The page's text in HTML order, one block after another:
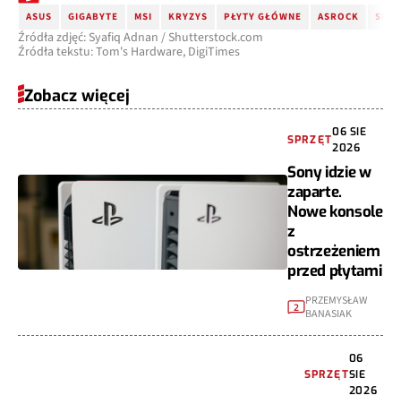
ASUS GIGABYTE MSI KRYZYS PŁYTY GŁÓWNE ASROCK
Źródła zdjęć: Syafiq Adnan / Shutterstock.com
Źródła tekstu: Tom's Hardware, DigiTimes
Zobacz więcej
SPRZĘT
06 SIE
2026
Sony idzie w
zaparte.
Nowe konsole
z
ostrzeżeniem
przed płytami
2 PRZEMYSŁAW
BANASIAK
SPRZĘT
06
SIE
2026